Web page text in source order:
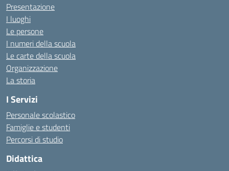
Presentazione
I luoghi
Le persone
I numeri della scuola
Le carte della scuola
Organizzazione
La storia
I Servizi
Personale scolastico
Famiglie e studenti
Percorsi di studio
Didattica